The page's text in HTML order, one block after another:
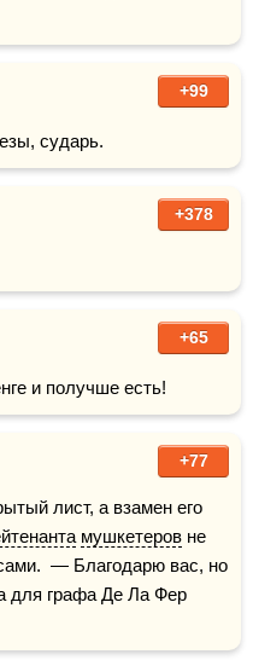
+99
сударь.
+378
+65
и получше есть!
+77
мушкетеров не
— Благодарю вас, но
для графа Де Ла Фер